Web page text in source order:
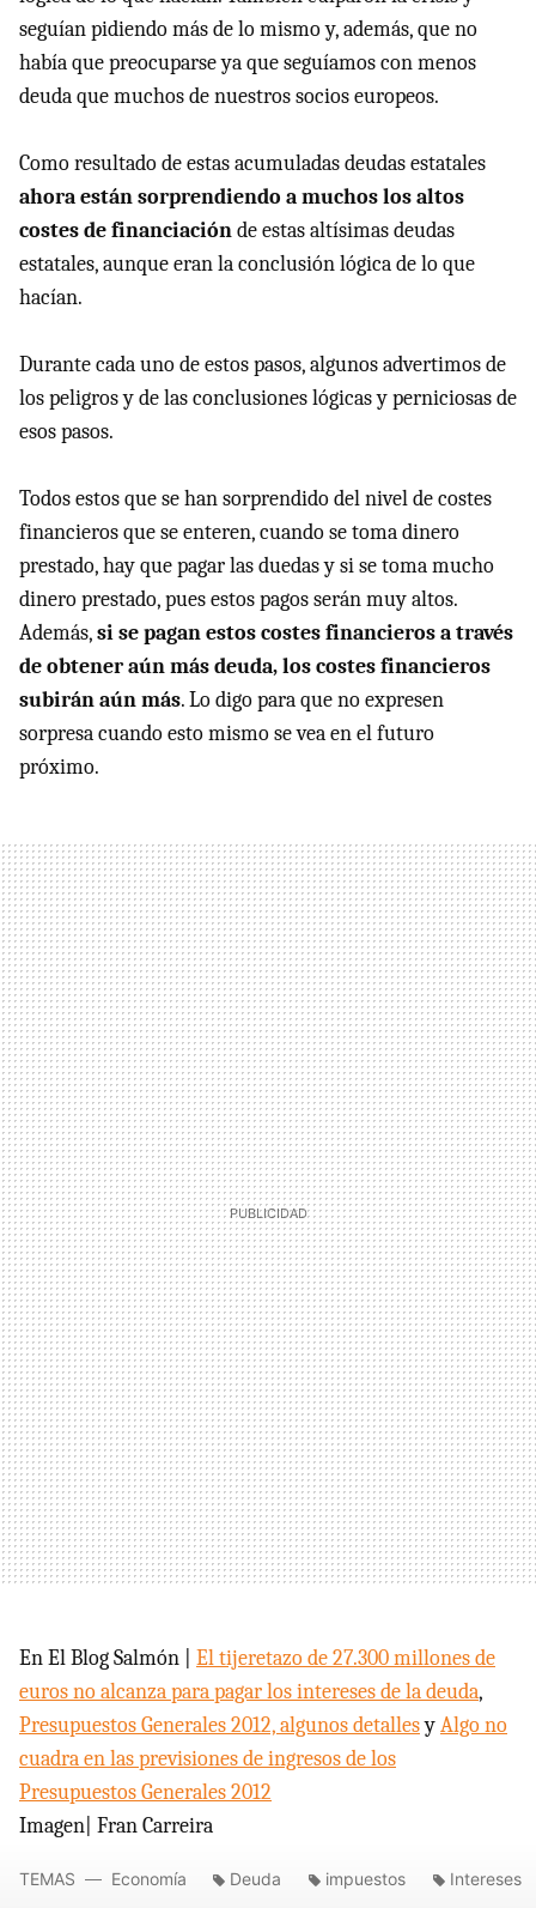
seguían pidiendo más de lo mismo y, además, que no
había que preocuparse ya que seguíamos con menos
deuda que muchos de nuestros socios europeos.
Como resultado de estas acumuladas deudas estatales
ahora están sorprendiendo a muchos los altos
costes de financiaciónde estas altísimas deudas
estatales, aunque eran la conclusión lógica de lo que
hacían.
Durante cada uno de estos pasos, algunos advertimos de
los peligros y de las conclusiones lógicas y perniciosas de
esos pasos.
Todos estos que se han sorprendido del nivel de costes
financieros que se enteren, cuando se toma dinero
prestado, hay que pagar las duedas y si se toma mucho
dinero prestado, pues estos pagos serán muy altos.
Además,si se pagan estos costes financieros a través
de obtener aún más deuda, los costes financieros
subirán aún más. Lo digo para que no expresen
sorpresa cuando esto mismo se vea en el futuro
próximo.
En El Blog Salmón | El tijeretazo de 27.300 millones de
euros no alcanza para pagar los intereses de la deuda,
Presupuestos Generales 2012, algunos detallesyAlgo no
cuadra en las previsiones de ingresos de los
Presupuestos Generales 2012
Imagen| Fran Carreira
TEMAS Economía Deuda impuestos Intereses